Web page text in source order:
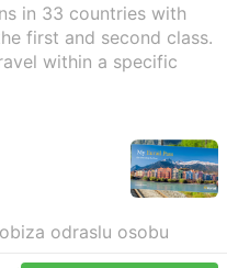
in 33 countries with
first and second class.
within a specific
za odraslu osobu